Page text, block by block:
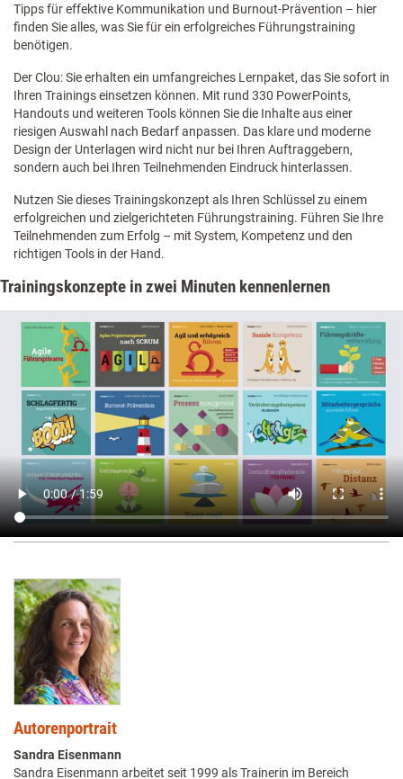
Tipps für effektive Kommunikation und Burnout-Prävention – hier
finden Sie alles, was Sie für ein erfolgreiches Führungstraining
benötigen.
Der Clou: Sie erhalten ein umfangreiches Lernpaket, das Sie sofort in
Ihren Trainings einsetzen können. Mit rund 330 PowerPoints,
Handouts und weiteren Tools können Sie die Inhalte aus einer
riesigen Auswahl nach Bedarf anpassen. Das klare und moderne
Design der Unterlagen wird nicht nur bei Ihren Auftraggebern,
sondern auch bei Ihren Teilnehmenden Eindruck hinterlassen.
Nutzen Sie dieses Trainingskonzept als Ihren Schlüssel zu einem
erfolgreichen und zielgerichteten Führungstraining. Führen Sie Ihre
Teilnehmenden zum Erfolg – mit System, Kompetenz und den
richtigen Tools in der Hand.
Trainingskonzepte in zwei Minuten kennenlernen
Autorenportrait
Sandra Eisenmann
Sandra Eisenmann arbeitet seit 1999 als Trainerin im Bereich